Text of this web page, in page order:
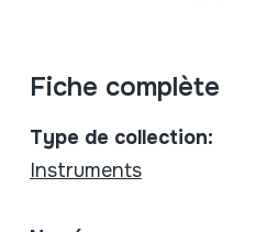
Fiche complète
Type de collection:
Instruments